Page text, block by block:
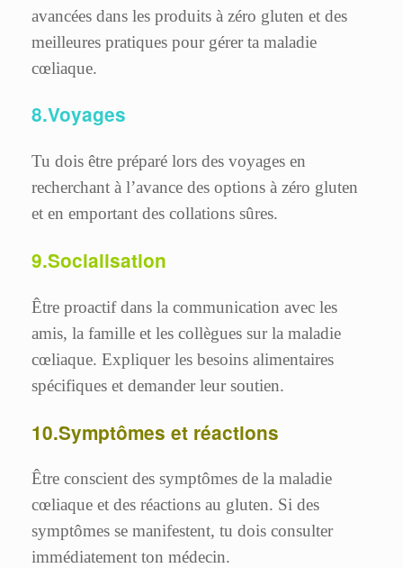
avancées dans les produits à zéro gluten et des
meilleures pratiques pour gérer ta maladie
cœliaque.
8.Voyages
Tu dois être préparé lors des voyages en
recherchant à l’avance des options à zéro gluten
et en emportant des collations sûres.
9.Socialisation
Être proactif dans la communication avec les
amis, la famille et les collègues sur la maladie
cœliaque. Expliquer les besoins alimentaires
spécifiques et demander leur soutien.
10.Symptômes et réactions
Être conscient des symptômes de la maladie
cœliaque et des réactions au gluten. Si des
symptômes se manifestent, tu dois consulter
immédiatement ton médecin.